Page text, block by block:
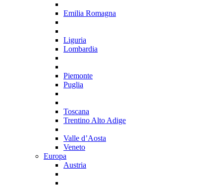
Emilia Romagna
Liguria
Lombardia
Piemonte
Puglia
Toscana
Trentino Alto Adige
Valle d’Aosta
Veneto
Europa
Austria